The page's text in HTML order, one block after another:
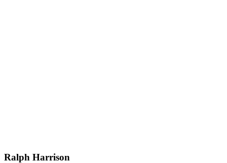
Ralph Harrison